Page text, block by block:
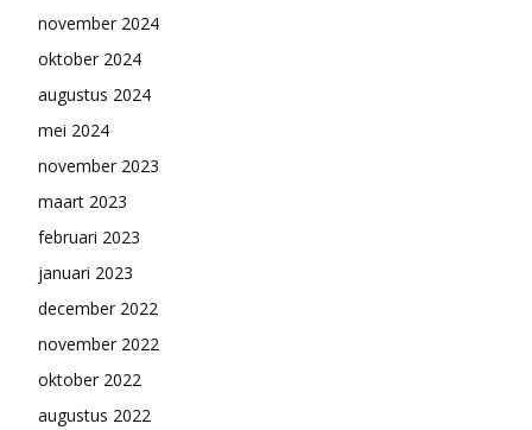
november 2024
oktober 2024
augustus 2024
mei 2024
november 2023
maart 2023
februari 2023
januari 2023
december 2022
november 2022
oktober 2022
augustus 2022